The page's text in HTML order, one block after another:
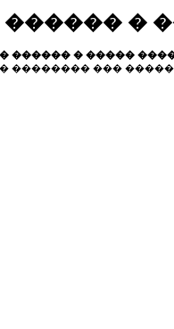
�
������ � �����
�������� ���